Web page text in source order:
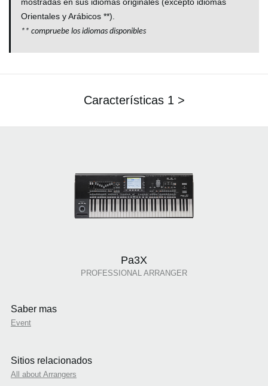
Orientales y Arábicos **).
** compruebe los idiomas disponibles
Características 1 >
Pa3X
PROFESSIONAL ARRANGER
Saber mas
Event
Sitios relacionados
All about Arrangers